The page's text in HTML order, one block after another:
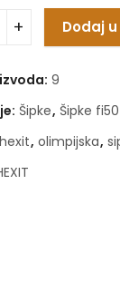
Dodaj
9
Šipke, Šipke fi50
hexit, olimpijska,